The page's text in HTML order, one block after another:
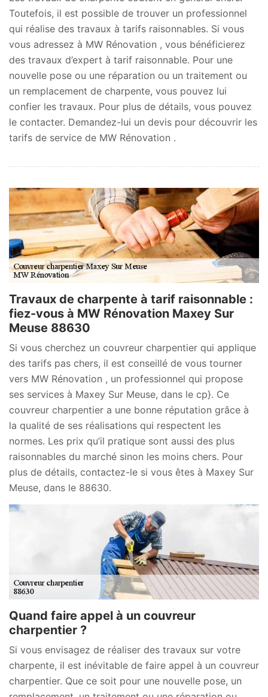
Toutefois, il est possible de trouver un professionnel
qui réalise des travaux à tarifs raisonnables. Si vous
vous adressez à MW Rénovation , vous bénéficierez
des travaux d’expert à tarif raisonnable. Pour une
nouvelle pose ou une réparation ou un traitement ou
un remplacement de charpente, vous pouvez lui
confier les travaux. Pour plus de détails, vous pouvez
le contacter. Demandez-lui un devis pour découvrir les
tarifs de service de MW Rénovation .
Travaux de charpente à tarif raisonnable :
fiez-vous à MW Rénovation Maxey Sur
Meuse 88630
Si vous cherchez un couvreur charpentier qui applique
des tarifs pas chers, il est conseillé de vous tourner
vers MW Rénovation , un professionnel qui propose
ses services à Maxey Sur Meuse, dans le cp}. Ce
couvreur charpentier a une bonne réputation grâce à
la qualité de ses réalisations qui respectent les
normes. Les prix qu’il pratique sont aussi des plus
raisonnables du marché sinon les moins chers. Pour
plus de détails, contactez-le si vous êtes à Maxey Sur
Meuse, dans le 88630.
Quand faire appel à un couvreur
charpentier ?
Si vous envisagez de réaliser des travaux sur votre
charpente, il est inévitable de faire appel à un couvreur
charpentier. Que ce soit pour une nouvelle pose, un